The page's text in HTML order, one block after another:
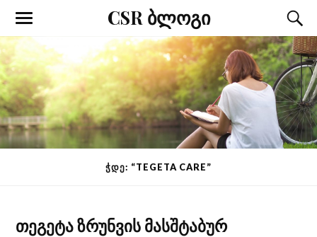
CSR ბლოგი
ᲭᲓᲔ: “TEGETA CARE”
თეგეტა ზრუნვის მასშტაბურ